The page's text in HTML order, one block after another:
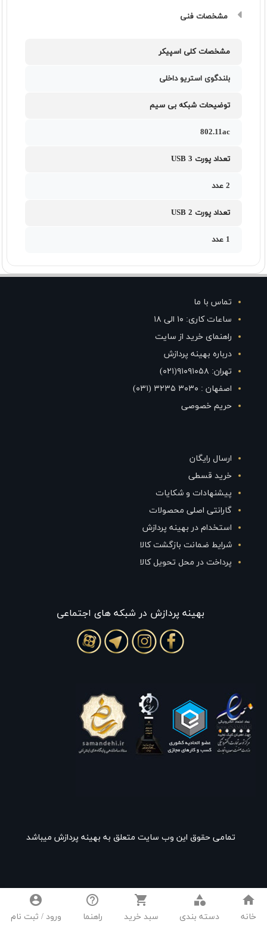
مشخصات فنی
مشخصات کلی اسپیکر
بلندگوی استریو داخلی
توضیحات شبکه بی سیم
802.11ac
تعداد پورت USB 3
2 عدد
تعداد پورت USB 2
1 عدد
تماس با ما
ساعات کاری: ۱۰ الی ۱۸
راهنمای خرید از سایت
درباره بهینه پردازش
تهران: ۹۱۰۹۱۰۵۸(۰۲۱)
اصفهان : ۳۰۳۰ ۳۲۳۵ (۰۳۱)
حریم خصوصی
ارسال رایگان
خرید قسطی
پیشنهادات و شکایات
گارانتی اصلی محصولات
استخدام در بهینه پردازش
شرایط ضمانت بازگشت کالا
پرداخت در محل تحویل کالا
بهينه پردازش در شبکه های اجتماعی
تمامی حقوق این وب سایت متعلق به بهینه پردازش میباشد
home
خانه
category
دسته بندی
shopping_cart
سبد خرید
help_outline
راهنما
account_circle
ورود / ثبت نام